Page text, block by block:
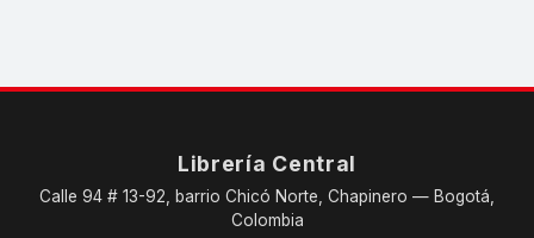
Librería Central
Calle 94 # 13-92, barrio Chicó Norte, Chapinero — Bogotá,
Colombia